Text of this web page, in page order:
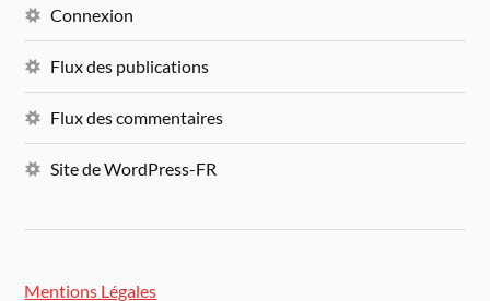
Connexion
Flux des publications
Flux des commentaires
Site de WordPress-FR
Mentions Légales